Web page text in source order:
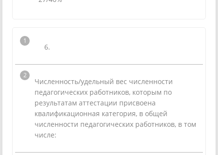
6.
Численность/удельный вес численности
педагогических работников, которым по
результатам аттестации присвоена
квалификационная категория, в общей
численности педагогических работников, в том
числе: